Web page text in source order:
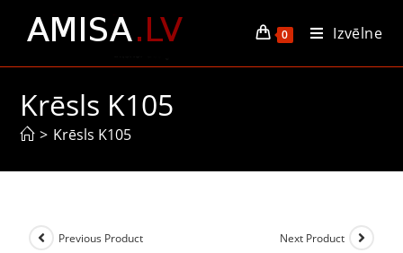
0 Izvēlne
Krēsls K105
> Krēsls K105
Previous Product Next Product